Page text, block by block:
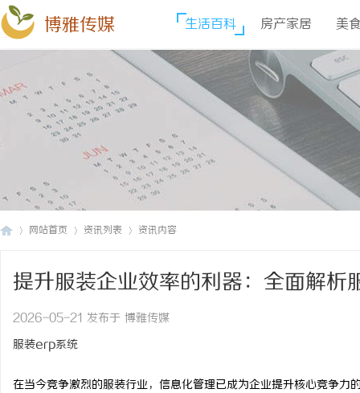
博雅传媒 生活百科 房产家居 美
网站首页 资讯列表 资讯内容
提升服装企业效率的利器：全面解
2026-05-21 发布于 博雅传媒
服装erp系统
在当今竞争激烈的服装行业，信息化管理已成为企业提升核心竞争